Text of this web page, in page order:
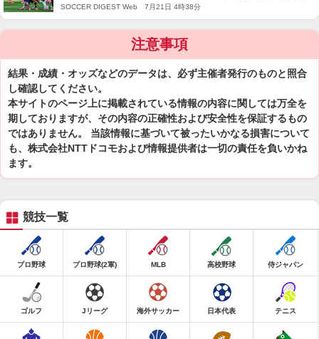
愚行”を犯していた――
SOCCER DIGEST Web 7月21日 4時38分
注意事項
結果・成績・オッズなどのデータは、必ず主催者発行のものと照合
し確認してください。
本サイトのページ上に掲載されている情報の内容に関しては万全を
期しておりますが、その内容の正確性および安全性を保証するもの
ではありません。 当該情報に基づいて被ったいかなる損害について
も、株式会社NTTドコモおよび情報提供者は一切の責任を負いかね
ます。
競技一覧
プロ野球 プロ野球(2軍) MLB 高校野球 侍ジャパン
ゴルフ Jリーグ 海外サッカー 日本代表 テニス